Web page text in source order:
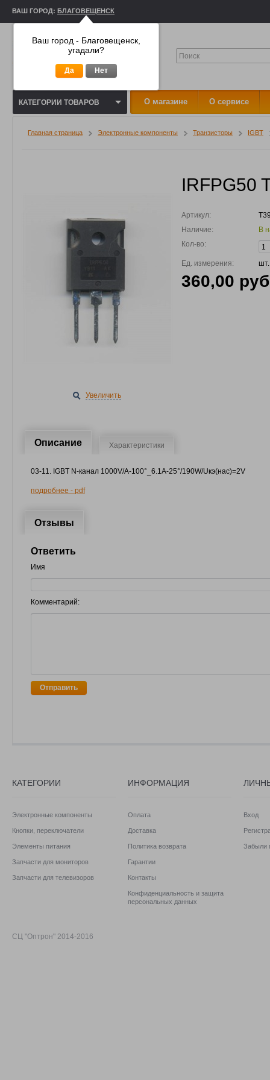
ВАШ ГОРОД: БЛАГОВЕЩЕНСК
КАТЕГОРИИ ТОВАРОВ О магазине О сервисе
Главная страница Электронные компоненты Транзисторы IGBT
Увеличить
IRFPG50
Артикул:
Наличие:
В
Кол-во:
Ед. измерения: шт.
360,00
Описание Характеристики
03-11. IGBT N-канал 1000V/A-100°_6.1A-25°/190W/Uкэ(нас)=2V
подробнее - pdf
Отзывы
Ответить
Имя
Комментарий:
Отправить
КАТЕГОРИИ
Электронные компоненты
Кнопки, переключатели
Элементы питания
Запчасти для мониторов
Запчасти для телевизоров
ИНФОРМАЦИЯ
Оплата
Доставка
Политика возврата
Гарантии
Контакты
Конфиденциальность и защита
персональных данных
Вход
Забыли
СЦ "Оптрон" 2014-2016
Ваш город - Благовещенск,
угадали?
Да Нет